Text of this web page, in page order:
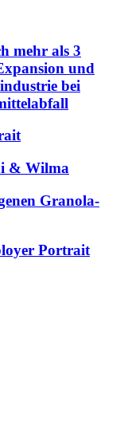
mehr als 3
und
bei
& Wilma
Granola-
Portrait